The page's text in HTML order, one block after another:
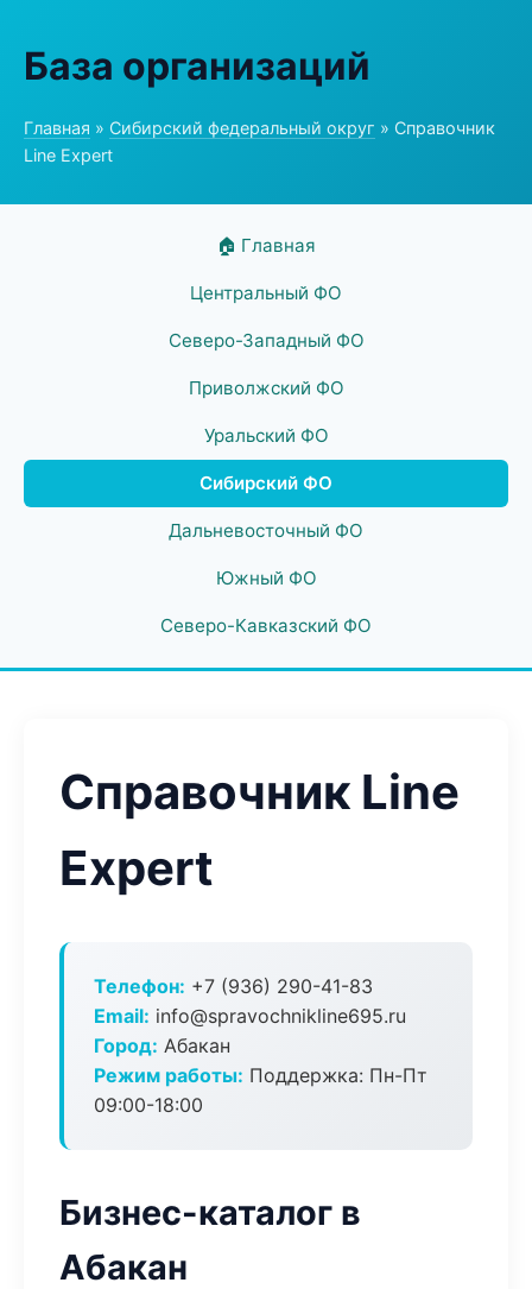
База организаций
Главная » Сибирский федеральный округ » Справочник
Line Expert
🏠 Главная
Центральный ФО
Северо-Западный ФО
Приволжский ФО
Уральский ФО
Сибирский ФО
Дальневосточный ФО
Южный ФО
Северо-Кавказский ФО
Справочник Line
Expert
Телефон: +7 (936) 290-41-83
Email: info@spravochnikline695.ru
Город: Абакан
Режим работы: Поддержка: Пн-Пт
09:00-18:00
Бизнес-каталог в
Абакан